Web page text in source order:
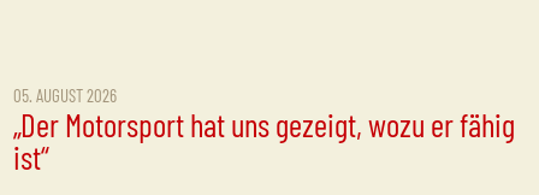
05. AUGUST 2026
„Der Motorsport hat uns gezeigt, wozu er fähig
ist“